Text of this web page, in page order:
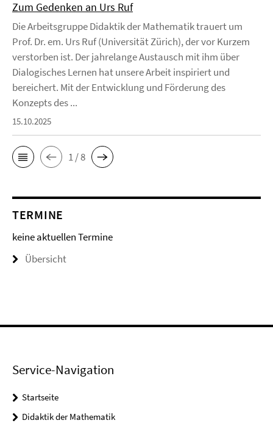
Zum Gedenken an Urs Ruf
Die Arbeitsgruppe Didaktik der Mathematik trauert um
Prof. Dr. em. Urs Ruf (Universität Zürich), der vor Kurzem
verstorben ist. Der jahrelange Austausch mit ihm über
Dialogisches Lernen hat unsere Arbeit inspiriert und
bereichert. Mit der Entwicklung und Förderung des
Konzepts des ...
15.10.2025
1 / 8
TERMINE
keine aktuellen Termine
Übersicht
Service-Navigation
Startseite
Didaktik der Mathematik